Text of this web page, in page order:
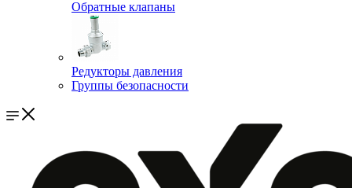
Обратные клапаны
Редукторы давления
Группы безопасности